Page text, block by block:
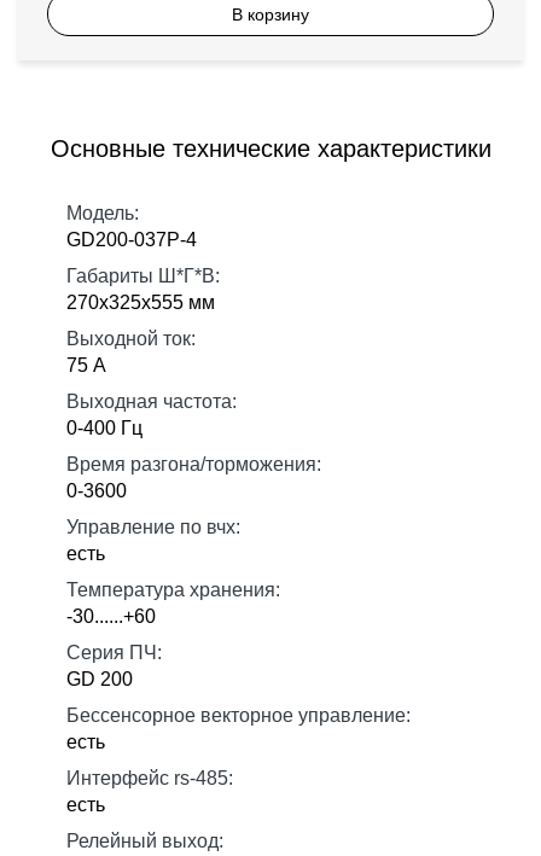
В корзину
Основные технические характеристики
Модель:
GD200-037P-4
Габариты Ш*Г*В:
270х325х555 мм
Выходной ток:
75 А
Выходная частота:
0-400 Гц
Время разгона/торможения:
0-3600
Управление по вчх:
есть
Температура хранения:
-30......+60
Серия ПЧ:
GD 200
Бессенсорное векторное управление:
есть
Интерфейс rs-485:
есть
Релейный выход: